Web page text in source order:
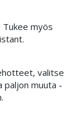
Tukee myös
valitse
paljon muuta -